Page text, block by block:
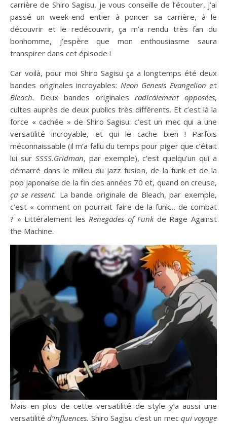
carrière de Shiro Sagisu, je vous conseille de l’écouter, j’ai
passé un week-end entier à poncer sa carrière, à le
découvrir et le redécouvrir, ça m’a rendu très fan du
bonhomme, j’espère que mon enthousiasme saura
transpirer dans cet épisode !
Car voilà, pour moi Shiro Sagisu ça a longtemps été deux
bandes originales incroyables: Neon Genesis Evangelion et
Bleach. Deux bandes originales radicalement opposées,
cultes auprès de deux publics très différents. Et c’est là la
force « cachée » de Shiro Sagisu: c’est un mec qui a une
versatilité incroyable, et qui le cache bien ! Parfois
méconnaissable (il m’a fallu du temps pour piger que c’était
lui sur SSSS.Gridman, par exemple), c’est quelqu’un qui a
démarré dans le milieu du jazz fusion, de la funk et de la
pop japonaise de la fin des années 70 et, quand on creuse,
ça se ressent. La bande originale de Bleach, par exemple,
c’est « comment on pourrait faire de la funk… de combat
? » Littéralement lesRenegades of Funkde Rage Against
the Machine.
Mais en plus de cette versatilité de style y’a aussi une
versatilitéd’influences. Shiro Sagisu c’est un mec qui voyage